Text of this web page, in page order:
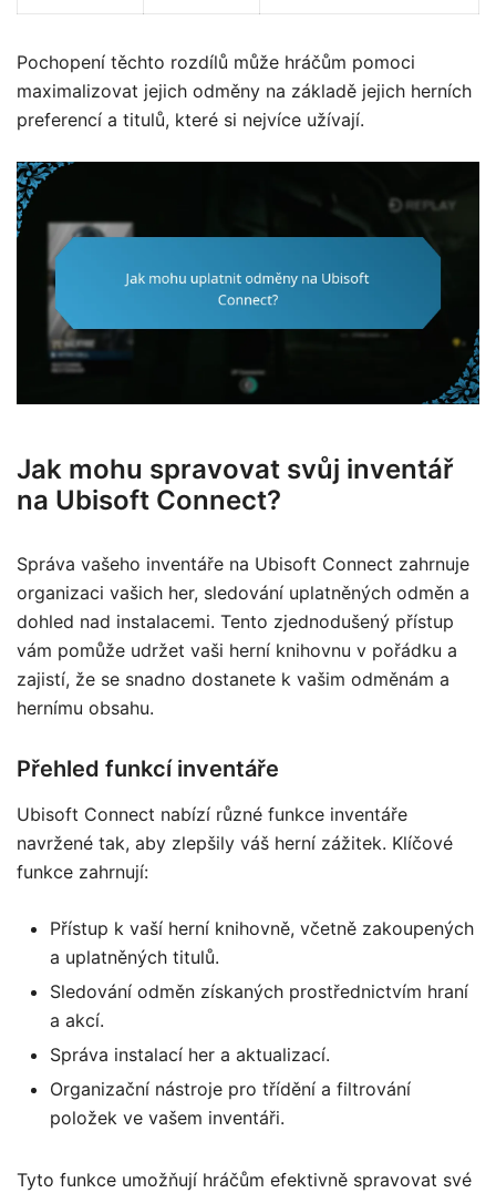
Pochopení těchto rozdílů může hráčům pomoci
maximalizovat jejich odměny na základě jejich herních
preferencí a titulů, které si nejvíce užívají.
Jak mohu spravovat svůj inventář
na Ubisoft Connect?
Správa vašeho inventáře na Ubisoft Connect zahrnuje
organizaci vašich her, sledování uplatněných odměn a
dohled nad instalacemi. Tento zjednodušený přístup
vám pomůže udržet vaši herní knihovnu v pořádku a
zajistí, že se snadno dostanete k vašim odměnám a
hernímu obsahu.
Přehled funkcí inventáře
Ubisoft Connect nabízí různé funkce inventáře
navržené tak, aby zlepšily váš herní zážitek. Klíčové
funkce zahrnují:
Přístup k vaší herní knihovně, včetně zakoupených
a uplatněných titulů.
Sledování odměn získaných prostřednictvím hraní
a akcí.
Správa instalací her a aktualizací.
Organizační nástroje pro třídění a filtrování
položek ve vašem inventáři.
Tyto funkce umožňují hráčům efektivně spravovat své